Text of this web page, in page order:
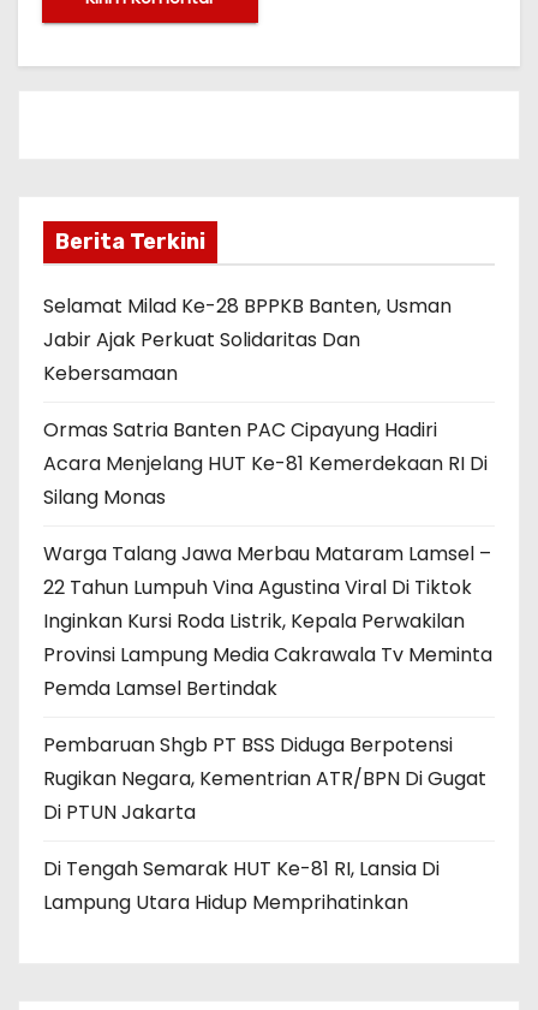
Berita Terkini
Selamat Milad Ke-28 BPPKB Banten, Usman
Jabir Ajak Perkuat Solidaritas Dan
Kebersamaan
Ormas Satria Banten PAC Cipayung Hadiri
Acara Menjelang HUT Ke-81 Kemerdekaan RI Di
Silang Monas
Warga Talang Jawa Merbau Mataram Lamsel –
22 Tahun Lumpuh Vina Agustina Viral Di Tiktok
Inginkan Kursi Roda Listrik, Kepala Perwakilan
Provinsi Lampung Media Cakrawala Tv Meminta
Pemda Lamsel Bertindak
Pembaruan Shgb PT BSS Diduga Berpotensi
Rugikan Negara, Kementrian ATR/BPN Di Gugat
Di PTUN Jakarta
Di Tengah Semarak HUT Ke-81 RI, Lansia Di
Lampung Utara Hidup Memprihatinkan